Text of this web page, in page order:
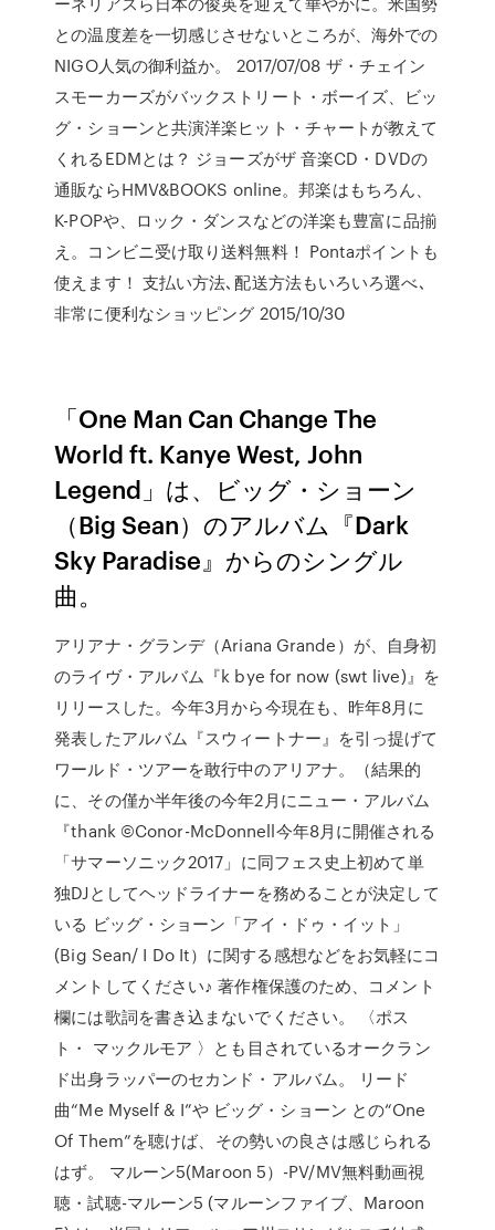
との温度差を一切感じさせないところが、海外での
NIGO人気の御利益か。 2017/07/08 ザ・チェイン
スモーカーズがバックストリート・ボーイズ、ビッ
グ・ショーンと共演洋楽ヒット・チャートが教えて
くれるEDMとは？ ジョーズがザ 音楽CD・DVDの
通販ならHMV&BOOKS online。邦楽はもちろん、
K-POPや、ロック・ダンスなどの洋楽も豊富に品揃
え。コンビニ受け取り送料無料！ Pontaポイントも
使えます！ 支払い方法､配送方法もいろいろ選べ､
非常に便利なショッピング 2015/10/30
「One Man Can Change The
World ft. Kanye West, John
Legend」は、ビッグ・ショーン
（Big Sean）のアルバム『Dark
Sky Paradise』からのシングル
曲。
アリアナ・グランデ（Ariana Grande）が、自身初
のライヴ・アルバム『k bye for now (swt live)』を
リリースした。今年3月から今現在も、昨年8月に
発表したアルバム『スウィートナー』を引っ提げて
ワールド・ツアーを敢行中のアリアナ。（結果的
に、その僅か半年後の今年2月にニュー・アルバム
『thank ©Conor-McDonnell今年8月に開催される
「サマーソニック2017」に同フェス史上初めて単
独DJとしてヘッドライナーを務めることが決定して
いる ビッグ・ショーン「アイ・ドゥ・イット」
(Big Sean/ I Do It）に関する感想などをお気軽にコ
メントしてください♪ 著作権保護のため、コメント
欄には歌詞を書き込まないでください。 〈ポス
ト・ マックルモア 〉とも目されているオークラン
ド出身ラッパーのセカンド・アルバム。 リード
曲“Me Myself & I”や ビッグ・ショーン との“One
Of Them”を聴けば、その勢いの良さは感じられる
はず。 マルーン5(Maroon 5）-PV/MV無料動画視
聴・試聴-マルーン5 (マルーンファイブ、Maroon